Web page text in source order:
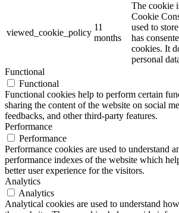
viewed_cookie_policy
11
months
The cookie
Cookie
used to
has
cookies. It
personal
Functional
Functional
Functional cookies help to perform certain
sharing the content of the website on social
feedbacks, and other third-party features.
Performance
Performance
Performance cookies are used to understand
performance indexes of the website which
better user experience for the visitors.
Analytics
Analytics
Analytical cookies are used to understand